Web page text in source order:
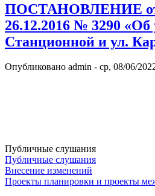
ПОСТАНОВЛЕНИЕ от
26.12.2016 № 3290 «Об
Станционной и ул.
Опубликовано admin - ср, 08/06/
Публичные слушания
Публичные слушания
Внесение изменений
Проекты планировки и проекты